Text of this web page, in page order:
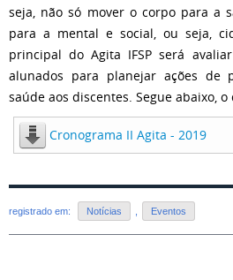
seja, não só mover o corpo para a
para a mental e social, ou seja,
principal do Agita IFSP será
alunados para planejar ações de
saúde aos discentes. Segue abaixo,
Cronograma II Agita - 2019
registrado em: Notícias Eventos